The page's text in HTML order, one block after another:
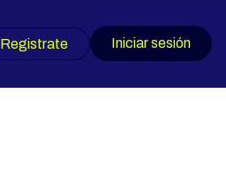
Registrate Iniciar sesión